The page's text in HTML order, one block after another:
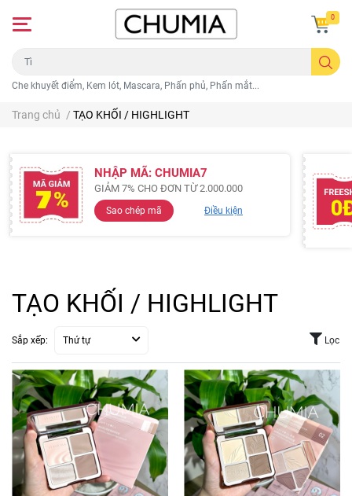
Che khuyết điểm, Kem lót, Mascara, Phấn phủ, Phấn mắt...
0
Trang chủ / TẠO KHỐI / HIGHLIGHT
NHẬP MÃ: CHUMIA7
GIẢM 7% CHO ĐƠN TỪ 2.000.000
Sao chép mã Điều kiện
TẠO KHỐI / HIGHLIGHT
Sắp xếp: Thứ tự Lọc